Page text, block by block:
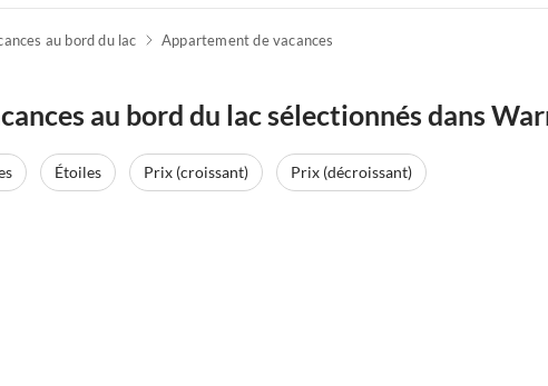
au bord du lac Appartement de vacances
au bord du lac sélectionnés dans
Étoiles Prix (croissant)
Prix (décroissant)